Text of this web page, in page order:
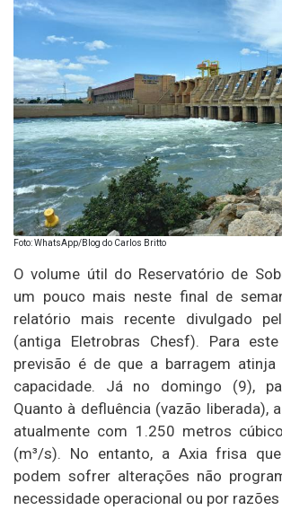
Foto: WhatsApp/Blog do Carlos Britto
O volume útil do Reservatório de
um pouco mais neste final de
relatório mais recente divulgado
(antiga Eletrobras Chesf). Para
previsão é de que a barragem atinja
capacidade. Já no domingo (9),
Quanto à defluência (vazão liberada),
atualmente com 1.250 metros
(m³/s). No entanto, a Axia frisa
podem sofrer alterações não
necessidade operacional ou por